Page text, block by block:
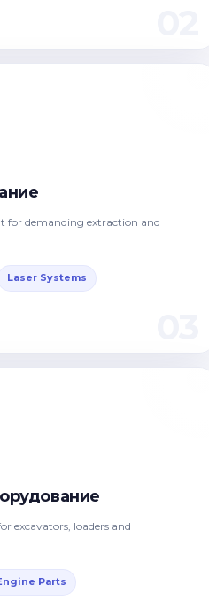
for demanding extraction and
Laser Systems
excavators, loaders and
Parts